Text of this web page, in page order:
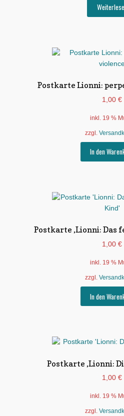
Postkarte Lionni:
1,00 €
inkl. 19 %
zzgl.
In den
Postkarte ‚Lionni: Das
1,00 €
inkl. 19 %
zzgl.
In den
Postkarte ‚Lionni:
1,00 €
inkl. 19 %
zzgl.